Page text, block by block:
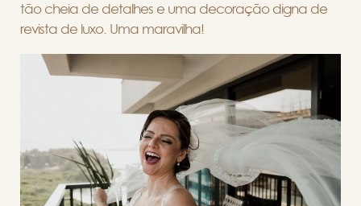
tão cheia de detalhes e uma decoração digna de
revista de luxo. Uma maravilha!